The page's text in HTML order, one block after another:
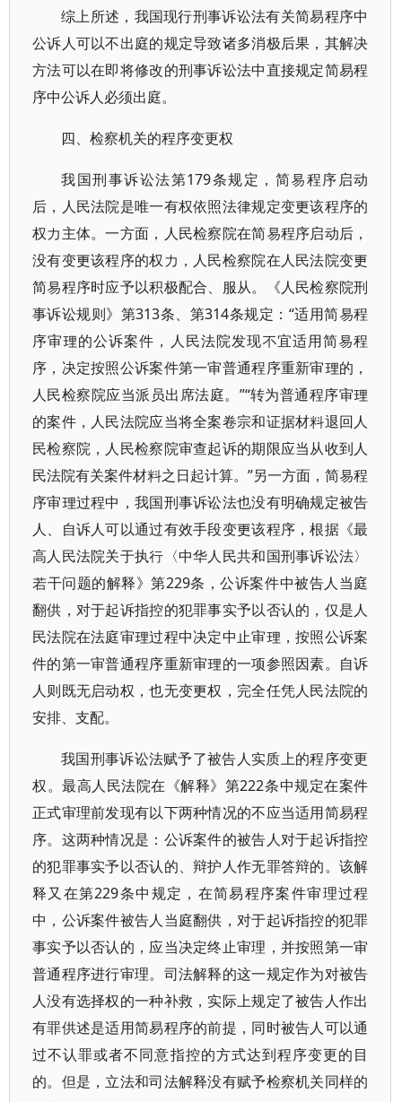
综上所述，我国现行刑事诉讼法有关简易程序中
公诉人可以不出庭的规定导致诸多消极后果，其解决
方法可以在即将修改的刑事诉讼法中直接规定简易程
序中公诉人必须出庭。
四、检察机关的程序变更权
我国刑事诉讼法第179条规定，简易程序启动
后，人民法院是唯一有权依照法律规定变更该程序的
权力主体。一方面，人民检察院在简易程序启动后，
没有变更该程序的权力，人民检察院在人民法院变更
简易程序时应予以积极配合、服从。《人民检察院刑
事诉讼规则》第313条、第314条规定：“适用简易程
序审理的公诉案件，人民法院发现不宜适用简易程
序，决定按照公诉案件第一审普通程序重新审理的，
人民检察院应当派员出席法庭。”“转为普通程序审理
的案件，人民法院应当将全案卷宗和证据材料退回人
民检察院，人民检察院审查起诉的期限应当从收到人
民法院有关案件材料之日起计算。”另一方面，简易程
序审理过程中，我国刑事诉讼法也没有明确规定被告
人、自诉人可以通过有效手段变更该程序，根据《最
高人民法院关于执行〈中华人民共和国刑事诉讼法〉
若干问题的解释》第229条，公诉案件中被告人当庭
翻供，对于起诉指控的犯罪事实予以否认的，仅是人
民法院在法庭审理过程中决定中止审理，按照公诉案
件的第一审普通程序重新审理的一项参照因素。自诉
人则既无启动权，也无变更权，完全任凭人民法院的
安排、支配。
我国刑事诉讼法赋予了被告人实质上的程序变更
权。最高人民法院在《解释》第222条中规定在案件
正式审理前发现有以下两种情况的不应当适用简易程
序。这两种情况是：公诉案件的被告人对于起诉指控
的犯罪事实予以否认的、辩护人作无罪答辩的。该解
释又在第229条中规定，在简易程序案件审理过程
中，公诉案件被告人当庭翻供，对于起诉指控的犯罪
事实予以否认的，应当决定终止审理，并按照第一审
普通程序进行审理。司法解释的这一规定作为对被告
人没有选择权的一种补救，实际上规定了被告人作出
有罪供述是适用简易程序的前提，同时被告人可以通
过不认罪或者不同意指控的方式达到程序变更的目
的。但是，立法和司法解释没有赋予检察机关同样的